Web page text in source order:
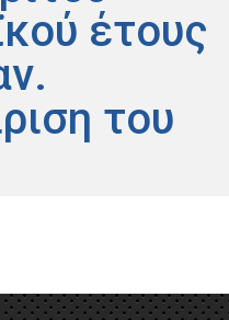
έτους
του